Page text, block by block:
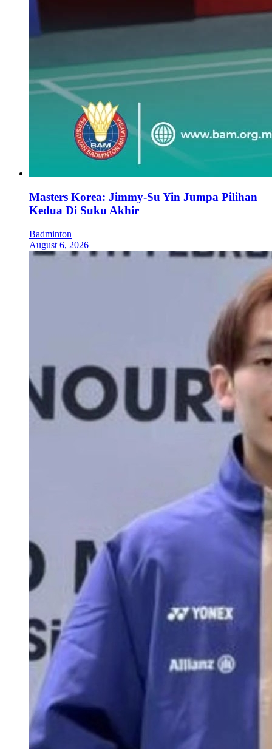
Masters Korea: Jimmy-Su Yin Jumpa Pilihan
Kedua Di Suku Akhir
Badminton
August 6, 2026